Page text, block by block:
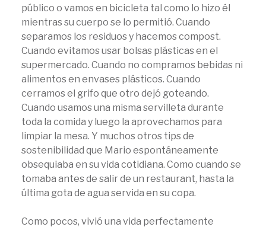
público o vamos en bicicleta tal como lo hizo él
mientras su cuerpo se lo permitió. Cuando
separamos los residuos y hacemos compost.
Cuando evitamos usar bolsas plásticas en el
supermercado. Cuando no compramos bebidas ni
alimentos en envases plásticos. Cuando
cerramos el grifo que otro dejó goteando.
Cuando usamos una misma servilleta durante
toda la comida y luego la aprovechamos para
limpiar la mesa. Y muchos otros tips de
sostenibilidad que Mario espontáneamente
obsequiaba en su vida cotidiana. Como cuando se
tomaba antes de salir de un restaurant, hasta la
última gota de agua servida en su copa.
Como pocos, vivió una vida perfectamente